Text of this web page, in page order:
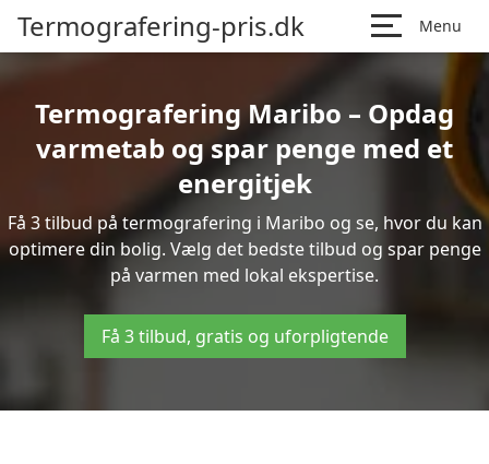
Termografering-pris.dk Menu
Termografering Maribo – Opdag
varmetab og spar penge med et
energitjek
Få 3 tilbud på termografering i Maribo og se, hvor du kan
optimere din bolig. Vælg det bedste tilbud og spar penge
på varmen med lokal ekspertise.
Få 3 tilbud, gratis og uforpligtende